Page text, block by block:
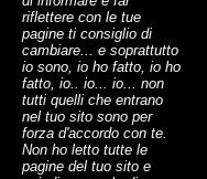
riflettere con le tue
pagine ti consiglio di
cambiare... e soprattutto
io sono, io ho fatto, io ho
fatto, io.. io... io... non
tutti quelli che entrano
nel tuo sito sono per
forza d'accordo con te.
Non ho letto tutte le
pagine del tuo sito e